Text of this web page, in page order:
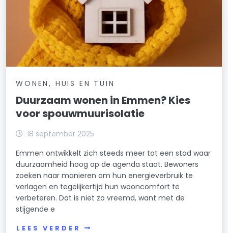
WONEN, HUIS EN TUIN
Duurzaam wonen in Emmen? Kies
voor spouwmuurisolatie
18 september 2025
Emmen ontwikkelt zich steeds meer tot een stad waar
duurzaamheid hoog op de agenda staat. Bewoners
zoeken naar manieren om hun energieverbruik te
verlagen en tegelijkertijd hun wooncomfort te
verbeteren. Dat is niet zo vreemd, want met de
stijgende e
LEES VERDER